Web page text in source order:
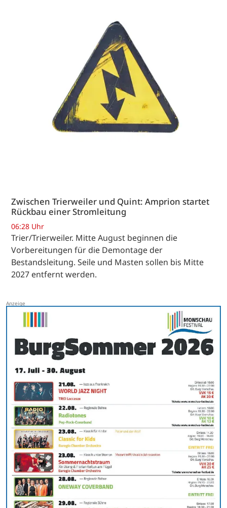
Zwischen Trierweiler und Quint: Amprion startet
Rückbau einer Stromleitung
06:28 Uhr
Trier/Trierweiler. Mitte August beginnen die
Vorbereitungen für die Demontage der
Bestandsleitung. Seile und Masten sollen bis Mitte
2027 entfernt werden.